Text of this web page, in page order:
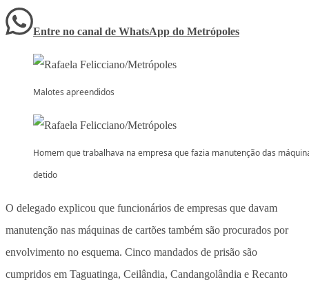
Entre no canal de WhatsApp do Metrópoles
Malotes apreendidos
Homem que trabalhava na empresa que fazia manutenção das
detido
O delegado explicou que funcionários de empresas que davam
manutenção nas máquinas de cartões também são procurados por
envolvimento no esquema. Cinco mandados de prisão são
cumpridos em Taguatinga, Ceilândia, Candangolândia e Recanto